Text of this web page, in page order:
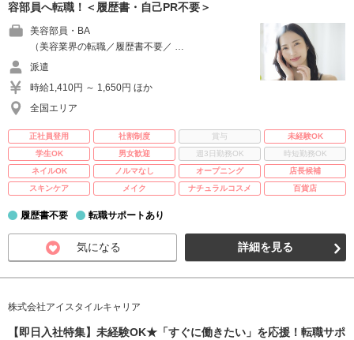
容部員へ転職！＜履歴書・自己PR不要＞
美容部員・BA
（美容業界の転職／履歴書不要／ …
派遣
時給1,410円 ～ 1,650円 ほか
全国エリア
正社員登用 社割制度 賞与
未経験OK
学生OK
男女歓迎 週3日勤務OK
時短勤務OK
ネイルOK
ノルマなし オープニング
店長候補
スキンケア
メイク ナチュラルコスメ 百貨店
履歴書不要 転職サポートあり
気になる 詳細を見る
株式会社アイスタイルキャリア
【即日入社特集】未経験OK★「すぐに働きたい」を応援！転職サポ